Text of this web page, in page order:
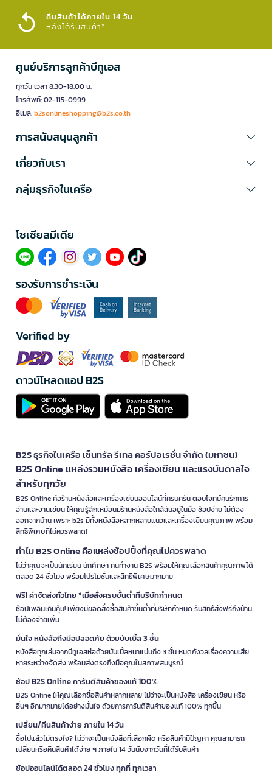
คืนสินค้าได้ภายใน 14 วัน
หลังได้รับสินค้า*
ศูนย์บริการลูกค้าบีทูเอส
ทุกวัน เวลา 8.30-18.00 น.
โทรศัพท์: 02-115-0999
อีเมล:b2sonlineshopping@b2s.co.th
การสนับสนุนลูกค้า
เกี่ยวกับเรา
กลุ่มธุรกิจในเครือ
โซเซียลมีเดีย​
รองรับการชำระเงิน
Verified by
ดาวน์โหลดแอป B2S
B2S ธุรกิจในเครือ เซ็นทรัล รีเทล คอร์ปอเรชั่น จำกัด (มหาชน)
B2S Online แหล่งรวมหนังสือ เครื่องเขียน และแรงบันดาลใจ
สำหรับทุกวัย
B2S Online คือร้านหนังสือและเครื่องเขียนออนไลน์ที่ครบครัน ตอบโจทย์คนรักการ
อ่านและงานเขียน ให้คุณรู้สึกเหมือนมีร้านหนังสือใกล้ฉันอยู่ในมือ ช้อปง่าย ไม่ต้อง
ออกจากบ้าน เพราะ b2s มีทั้งหนังสือหลากหลายแนวและเครื่องเขียนคุณภาพ พร้อม
สิทธิพิเศษที่ไม่ควรพลาด!
ทำไม B2S Online คือแหล่งช้อปปิ้งที่คุณไม่ควรพลาด
ไม่ว่าคุณจะเป็นนักเรียน นักศึกษา คนทำงาน B2S พร้อมให้คุณเลือกสินค้าคุณภาพได้
ตลอด 24 ชั่วโมง พร้อมโปรโมชั่นและสิทธิพิเศษมากมาย
ฟรี! ค่าจัดส่งทั่วไทย *เมื่อสั่งครบขั้นต่ำที่บริษัทกำหนด
ช้อปเพลินเกินคุ้ม! เพียงมียอดสั่งซื้อสินค้าขั้นต่ำที่บริษัทกำหนด รับสิทธิ์ส่งฟรีถึงบ้าน
ไม่ต้องจ่ายเพิ่ม
มั่นใจ หนังสือถึงมือปลอดภัย ด้วยบับเบิ้ล 3 ชั้น
หนังสือทุกเล่มจากบีทูเอสห่อด้วยบับเบิ้ลหนาแน่นถึง 3 ชั้น หมดกังวลเรื่องความเสีย
หายระหว่างจัดส่ง พร้อมส่งตรงถึงมือคุณในสภาพสมบูรณ์
ช้อป B2S Online การันตีสินค้าของแท้ 100%
B2S Online ให้คุณเลือกซื้อสินค้าหลากหลาย ไม่ว่าจะเป็นหนังสือ เครื่องเขียน หรือ
อื่นๆ อีกมากมายได้อย่างมั่นใจ ด้วยการการันตีสินค้าของแท้ 100% ทุกชิ้น
เปลี่ยน/คืนสินค้าง่าย ภายใน 14 วัน
ซื้อไปแล้วไม่ตรงใจ? ไม่ว่าจะเป็นหนังสือที่เลือกผิด หรือสินค้ามีปัญหา คุณสามารถ
เปลี่ยนหรือคืนสินค้าได้ง่าย ๆ ภายใน 14 วันนับจากวันที่ได้รับสินค้า
ช้อปออนไลน์ได้ตลอด 24 ชั่วโมง ทุกที่ ทุกเวลา